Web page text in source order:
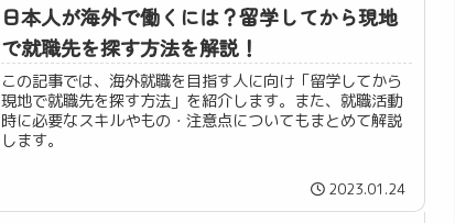
日本人が海外で働くには？留学してから現地
で就職先を探す方法を解説！
この記事では、海外就職を目指す人に向け「留学してから
現地で就職先を探す方法」を紹介します。また、就職活動
時に必要なスキルやもの・注意点についてもまとめて解説
します。
2023.01.24